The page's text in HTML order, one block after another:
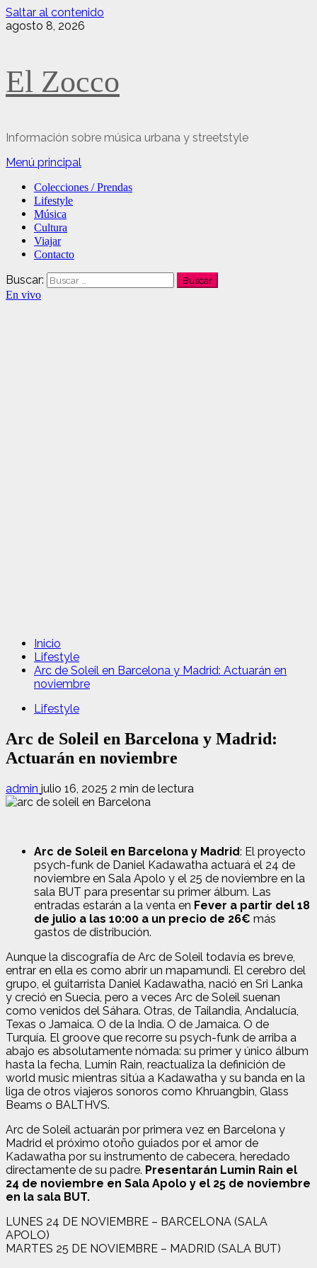
Saltar al contenido
agosto 8, 2026
El Zocco
Información sobre música urbana y streetstyle
Menú principal
Colecciones / Prendas
Lifestyle
Música
Cultura
Viajar
Contacto
Buscar:
En vivo
Inicio
Lifestyle
Arc de Soleil en Barcelona y Madrid: Actuarán en
noviembre
Lifestyle
Arc de Soleil en Barcelona y Madrid:
Actuarán en noviembre
admin julio 16, 2025 2 min de lectura
Arc de Soleil en Barcelona y Madrid: El proyecto
psych-funk de Daniel Kadawatha actuará el 24 de
noviembre en Sala Apolo y el 25 de noviembre en la
sala BUT para presentar su primer álbum. Las
entradas estarán a la venta en Fever a partir del 18
de julio a las 10:00 a un precio de 26€ más
gastos de distribución.
Aunque la discografía de Arc de Soleil todavía es breve,
entrar en ella es como abrir un mapamundi. El cerebro del
grupo, el guitarrista Daniel Kadawatha, nació en Sri Lanka
y creció en Suecia, pero a veces Arc de Soleil suenan
como venidos del Sáhara. Otras, de Tailandia, Andalucía,
Texas o Jamaica. O de la India. O de Jamaica. O de
Turquía. El groove que recorre su psych-funk de arriba a
abajo es absolutamente nómada: su primer y único álbum
hasta la fecha, Lumin Rain, reactualiza la definición de
world music mientras sitúa a Kadawatha y su banda en la
liga de otros viajeros sonoros como Khruangbin, Glass
Beams o BALTHVS.
Arc de Soleil actuarán por primera vez en Barcelona y
Madrid el próximo otoño guiados por el amor de
Kadawatha por su instrumento de cabecera, heredado
directamente de su padre. Presentarán Lumin Rain el
24 de noviembre en Sala Apolo y el 25 de noviembre
en la sala BUT.
LUNES 24 DE NOVIEMBRE – BARCELONA (SALA
APOLO)
MARTES 25 DE NOVIEMBRE – MADRID (SALA BUT)